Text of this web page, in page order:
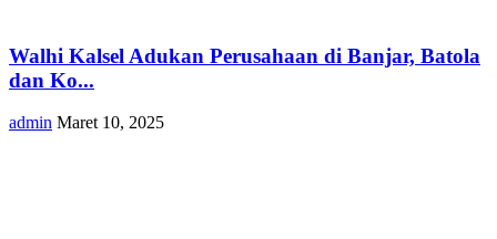
Walhi Kalsel Adukan Perusahaan di Banjar, Batola
dan Ko...
admin Maret 10, 2025